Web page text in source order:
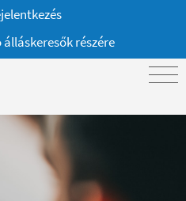
részére